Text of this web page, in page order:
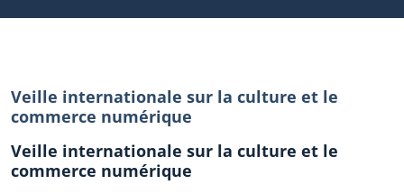
Veille internationale sur la culture et le
commerce numérique
Veille internationale sur la culture et le
commerce numérique